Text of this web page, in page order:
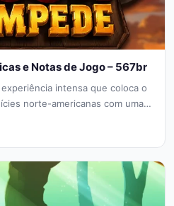
e Notas de Jogo – 567br
intensa que coloca o
norte-americanas com uma